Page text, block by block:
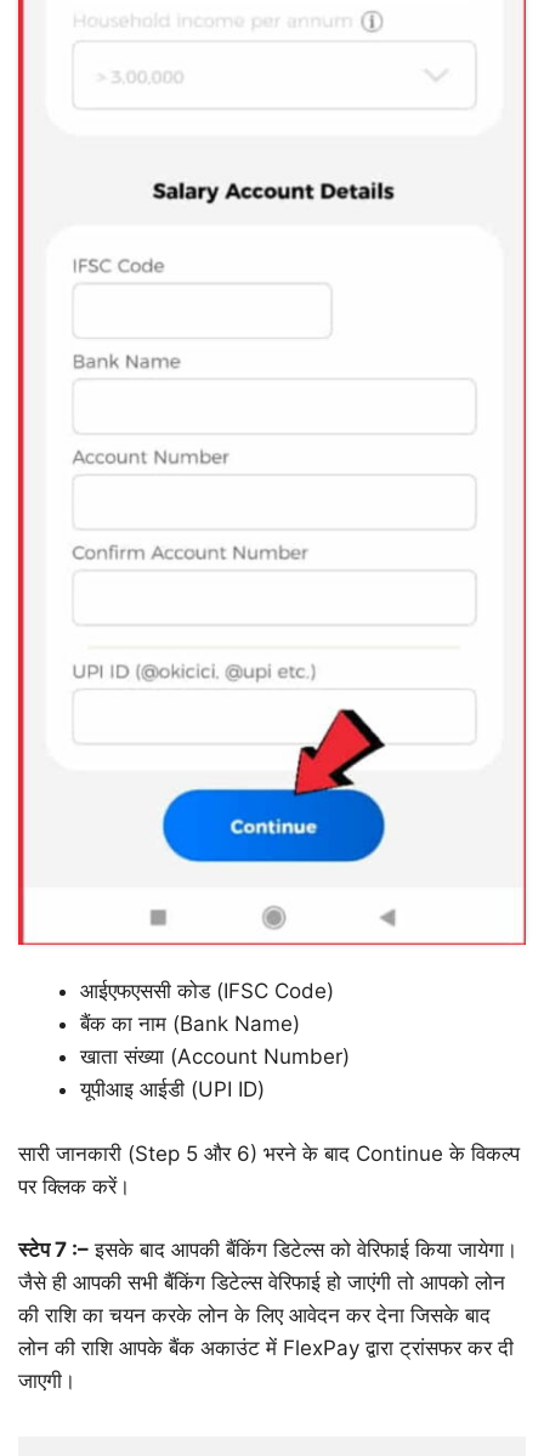
आईएफएससी कोड (IFSC Code)
बैंक का नाम (Bank Name)
खाता संख्या (Account Number)
यूपीआइ आईडी (UPI ID)
सारी जानकारी (Step 5 और 6) भरने के बाद Continue के विकल्प
पर क्लिक करें।
स्टेप 7 :– इसके बाद आपकी बैंकिंग डिटेल्स को वेरिफाई किया जायेगा।
जैसे ही आपकी सभी बैंकिंग डिटेल्स वेरिफाई हो जाएंगी तो आपको लोन
की राशि का चयन करके लोन के लिए आवेदन कर देना जिसके बाद
लोन की राशि आपके बैंक अकाउंट में FlexPay द्वारा ट्रांसफर कर दी
जाएगी।